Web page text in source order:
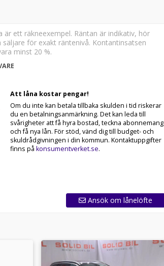
ett räkneexempel. Räntan är indikativ, hör
säljare för exakt räntenivå. Kontantinsatsen
minst 20 %.
Att låna kostar pengar!
Om du inte kan betala tillbaka skulden i tid riskerar
du en betalningsanmärkning. Det kan leda till
svårigheter att få hyra bostad, teckna abonnemang
och få nya lån. För stöd, vänd dig till budget- och
skuldrådgivningen i din kommun. Kontaktuppgifter
finns på konsumentverket.se.
Ansök om lånelöfte